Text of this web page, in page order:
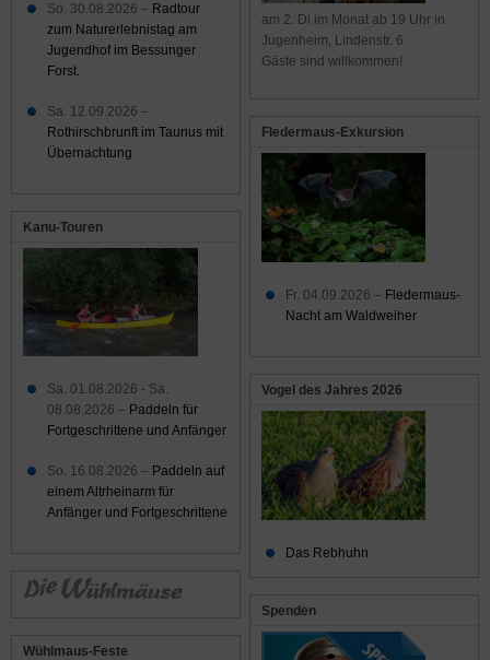
am 2. Di im Monat ab 19 Uhr in
Jugenheim, Lindenstr. 6
Gäste sind willkommen!
Fledermaus-Exkursion
Fr. 04.09.2026 – Fledermaus-
Nacht am Waldweiher
Vogel des Jahres 2026
Das Rebhuhn
Spenden
So. 30.08.2026 – Radtour
zum Naturerlebnistag am
Jugendhof im Bessunger
Forst.
Sa. 12.09.2026 –
Rothirschbrunft im Taunus mit
Übernachtung
Kanu-Touren
Sa. 01.08.2026 - Sa.
08.08.2026 – Paddeln für
Fortgeschrittene und Anfänger
So. 16.08.2026 – Paddeln auf
einem Altrheinarm für
Anfänger und Fortgeschrittene
Wühlmaus-Feste